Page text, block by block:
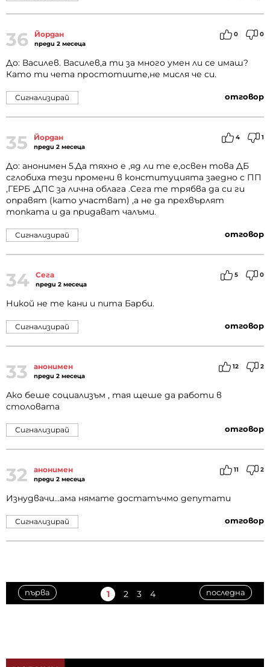
36 Йордан
преди 2 месеца
0 0
До: Василев. Василев,а ти за много умен ли се имаш?
Като ти чета простотиите,не мисля че си.
отговор
Сигнализирай
35 Йордан
преди 2 месеца
4 1
До: анонимен 5.Да тяхно е ,яд ли те е,освен това ДБ
сглобиха тези промени в конституцията заедно с ПП
,ГЕРБ ,ДПС за лична облага .Сега те трябва да си ги
оправят (като участват) ,а не да прехвърлят
топката и да придават чалъми.
отговор
Сигнализирай
34 Сега
преди 2 месеца
5 0
Никой не те кани и пита Барби.
отговор
Сигнализирай
33 анонимен
преди 2 месеца
12 2
Ако беше социализъм , тая щеше да работи в
столовата
отговор
Сигнализирай
32 анонимен
преди 2 месеца
11 2
Изнудвачи...ама нямате достатъчмо депутати
отговор
Сигнализирай
първа 1 2 3 4 последна